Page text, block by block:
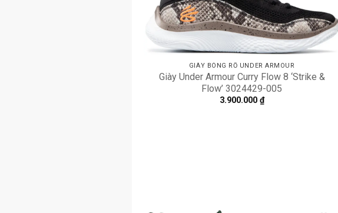
GIÀY BÓNG RỔ UNDER ARMOUR
Giày Under Armour Curry Flow 8 ‘Strike &
Flow’ 3024429-005
3.900.000 ₫